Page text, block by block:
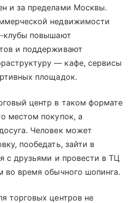
и за пределами Москвы.
недвижимости
клубы повышают
и поддерживают
— кафе, сервисы
площадок.
центр в таком формате
местом покупок, а
Человек может
пообедать, зайти в
с друзьями и провести в ТЦ
во время обычного шопинга.
торговых центров не